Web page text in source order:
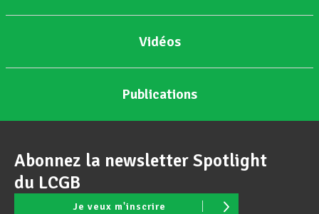
Vidéos
Publications
Abonnez la newsletter Spotlight
du LCGB
Je veux m'inscrire